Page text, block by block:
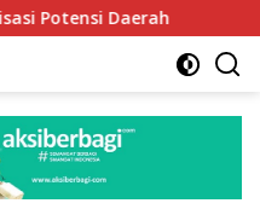
DPR Dorong